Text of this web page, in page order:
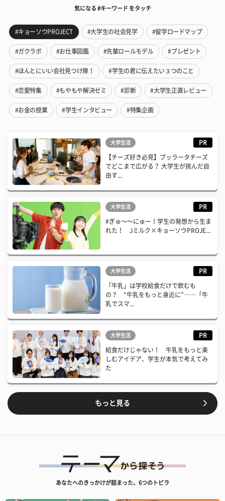
気になる #キーワード をタッチ
#キョーソウPROJECT #大学生の社会見学 #留学ロードマップ
#ガクラボ #お仕事図鑑 #先輩ロールモデル #プレゼント
#ほんとにいい会社見つけ隊！ #学生の君に伝えたい３つのこと
#恋愛特集 #もやもや解決ゼミ #診断 #大学生正直レビュー
#お金の授業 #学生インタビュー #特集企画
大学生活 PR
【チーズ好き必見】ブッラータチーズ
でどこまで広がる？ 大学生が挑んだ自
由す...
大学生活 PR
#ぎゅ〜〜にゅー！学生の発想から生ま
れた！ Jミルク×キョーソウPROJE...
大学生活 PR
「牛乳」は学校給食だけで飲むも
の？ “牛乳をもっと身近に”――「牛
乳でスマ...
大学生活 PR
給食だけじゃない！ 牛乳をもっと楽
しむアイデア、学生が本気で考えてみ
た
もっと見る
あなたへのきっかけが詰まった、6つのトビラ